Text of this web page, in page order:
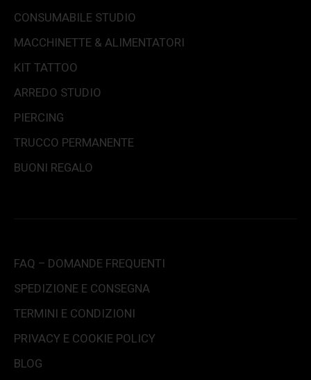
CONSUMABILE STUDIO
MACCHINETTE & ALIMENTATORI
KIT TATTOO
ARREDO STUDIO
PIERCING
TRUCCO PERMANENTE
BUONI REGALO
FAQ – DOMANDE FREQUENTI
SPEDIZIONE E CONSEGNA
TERMINI E CONDIZIONI
PRIVACY E COOKIE POLICY
BLOG